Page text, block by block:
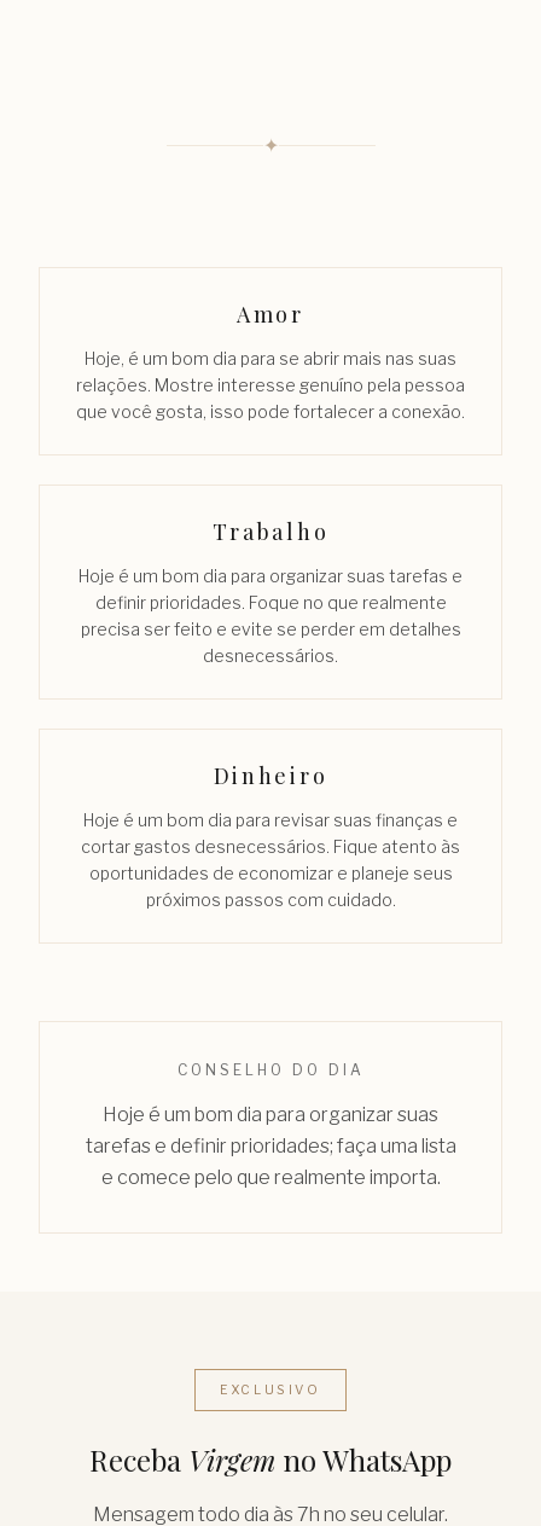
✦
Amor
Hoje, é um bom dia para se abrir mais nas suas
relações. Mostre interesse genuíno pela pessoa
que você gosta, isso pode fortalecer a conexão.
Trabalho
Hoje é um bom dia para organizar suas tarefas e
definir prioridades. Foque no que realmente
precisa ser feito e evite se perder em detalhes
desnecessários.
Dinheiro
Hoje é um bom dia para revisar suas finanças e
cortar gastos desnecessários. Fique atento às
oportunidades de economizar e planeje seus
próximos passos com cuidado.
CONSELHO DO DIA
Hoje é um bom dia para organizar suas
tarefas e definir prioridades; faça uma lista
e comece pelo que realmente importa.
EXCLUSIVO
Receba Virgem no WhatsApp
Mensagem todo dia às 7h no seu celular.